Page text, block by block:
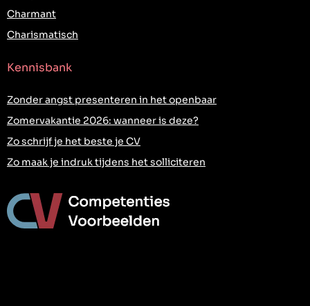
Charmant
Charismatisch
Kennisbank
Zonder angst presenteren in het openbaar
Zomervakantie 2026: wanneer is deze?
Zo schrijf je het beste je CV
Zo maak je indruk tijdens het solliciteren